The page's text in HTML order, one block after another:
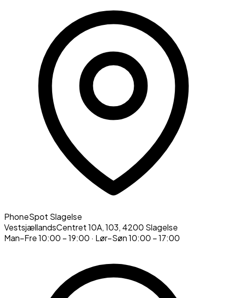
PhoneSpot Slagelse
VestsjællandsCentret 10A, 103, 4200 Slagelse
Man–Fre10:00 – 19:00 · Lør–Søn10:00 – 17:00